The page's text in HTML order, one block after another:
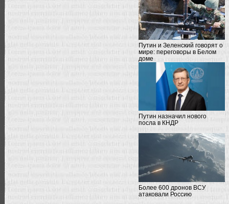
Путин и Зеленский говорят о
мире: переговоры в Белом
доме
Путин назначил нового
посла в КНДР
Более 600 дронов ВСУ
атаковали Россию